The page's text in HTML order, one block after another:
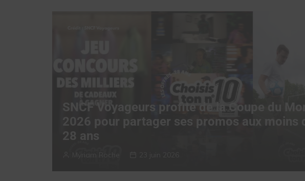
SNCF Voyageurs profite de la Coupe du
2026 pour partager ses promos aux moins
28 ans